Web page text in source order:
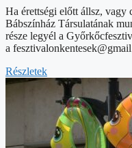
Ha érettségi előtt állsz, vagy
Bábszínház Társulatának
része legyél a
a
Részletek